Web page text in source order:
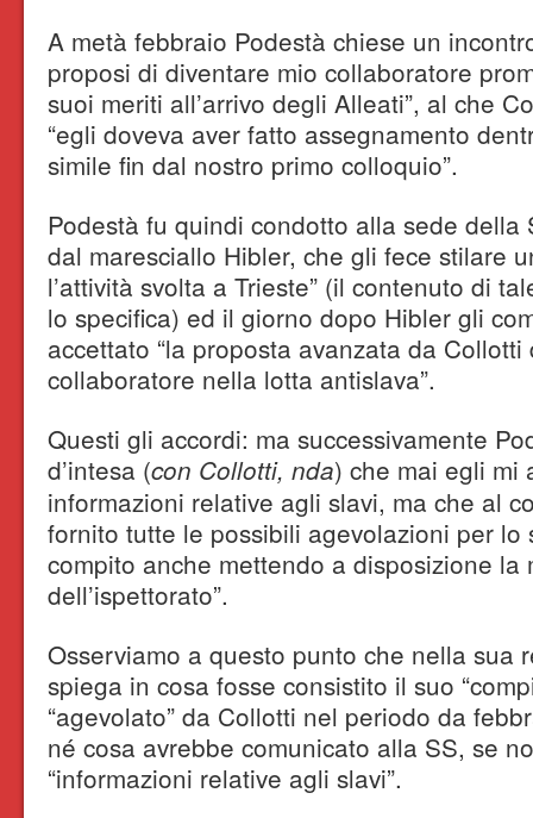
A metà febbraio Podestà chiese un
proposi di diventare mio collaboratore
suoi meriti all’arrivo degli Alleati”, al che
“egli doveva aver fatto assegnamento
simile fin dal nostro primo colloquio”.
Podestà fu quindi condotto alla sede della
dal maresciallo Hibler, che gli fece stilare
l’attività svolta a Trieste” (il contenuto di
lo specifica) ed il giorno dopo Hibler gli
accettato “la proposta avanzata da
collaboratore nella lotta antislava”.
Questi gli accordi: ma successivamente
d’intesa (con Collotti, nda) che mai egli mi
informazioni relative agli slavi, ma che al
fornito tutte le possibili agevolazioni per lo
compito anche mettendo a disposizione la
dell’ispettorato”.
Osserviamo a questo punto che nella sua
spiega in cosa fosse consistito il suo
“agevolato” da Collotti nel periodo da
né cosa avrebbe comunicato alla SS, se
“informazioni relative agli slavi”.